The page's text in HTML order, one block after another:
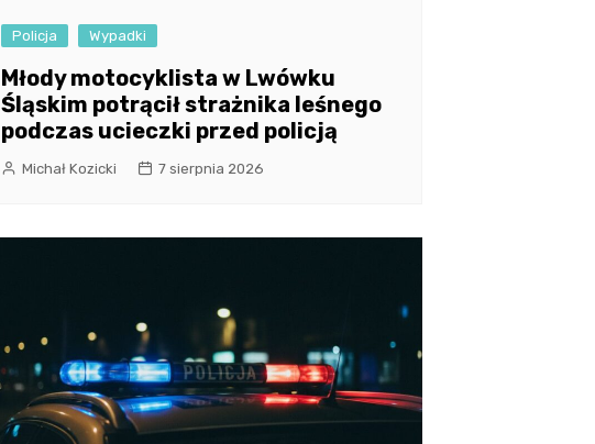
Policja Wypadki
Młody motocyklista w Lwówku
Śląskim potrącił strażnika leśnego
podczas ucieczki przed policją
Michał Kozicki 7 sierpnia 2026